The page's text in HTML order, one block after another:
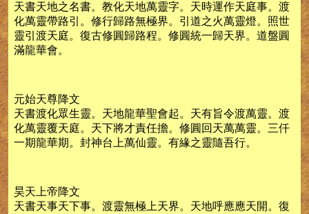
天書天地之名書。教化天地萬靈字。天時運作天庭事。渡
化萬靈帶路引。修行歸路無極界。引道之火萬靈燈。照世
靈引渡天庭。復古修圓歸路程。修圓統一歸天界。道盤圓
滿龍華會。
元始天尊降文
天書渡化眾生靈。天地龍華聖會起。天有旨令渡萬靈。渡
化萬靈覆天庭。天下將才責任擔。修圓回天萬萬靈。三仟
一期龍華期。封神台上萬仙靈。有緣之靈隨吾行。
昊天上帝降文
天書天事天下事。渡靈無極上天界。天地呼應應天開。復